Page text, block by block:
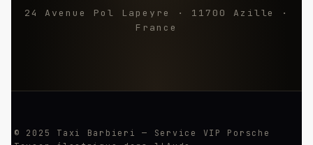
24 Avenue Pol Lapeyre · 11700 Azille ·
France
© 2025 Taxi Barbieri — Service VIP Porsche